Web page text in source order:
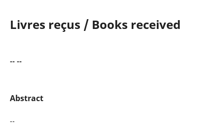
Livres reçus / Books received
-- --
Abstract
--